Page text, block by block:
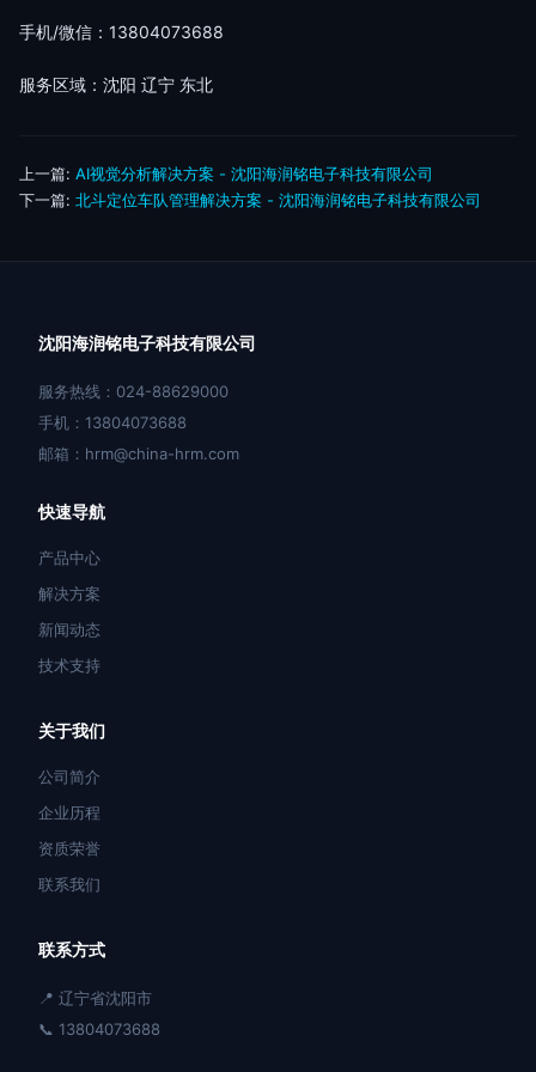
手机/微信：13804073688
服务区域：沈阳 辽宁 东北
上一篇: AI视觉分析解决方案 - 沈阳海润铭电子科技有限公司
下一篇: 北斗定位车队管理解决方案 - 沈阳海润铭电子科技有限公司
沈阳海润铭电子科技有限公司
服务热线：024-88629000
手机：13804073688
邮箱：hrm@china-hrm.com
快速导航
产品中心
解决方案
新闻动态
技术支持
关于我们
公司简介
企业历程
资质荣誉
联系我们
联系方式
📍 辽宁省沈阳市
📞 13804073688